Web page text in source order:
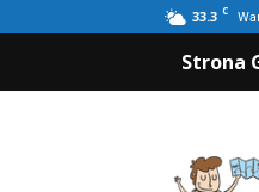
33.3 C
Strona